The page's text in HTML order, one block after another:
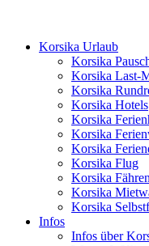
Korsika Urlaub
Korsika
Korsika Last-
Korsika
Korsika Hotels
Korsika
Korsika
Korsika
Korsika Flug
Korsika Fähren
Korsika
Korsika
Infos
Infos über